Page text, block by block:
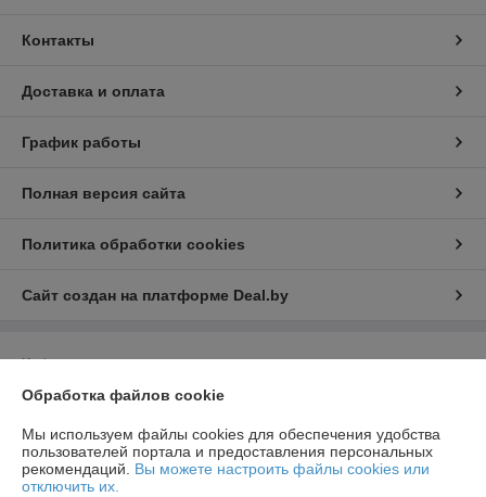
Контакты
Доставка и оплата
График работы
Полная версия сайта
Политика обработки cookies
Сайт создан на платформе Deal.by
Информация для покупателя
Юридическое лицо:Общество с ограниченной ответственностью
Минская обл, Минский р-н, п.Юбилейный, ул. Коммунальная, д.4а/7
Регистрационный номер ЕГР: 690637053
Обработка файлов cookie
Мы используем файлы cookies для обеспечения удобства
пользователей портала и предоставления персональных
рекомендаций. Вы можете настроить файлы cookies или
отключить их.